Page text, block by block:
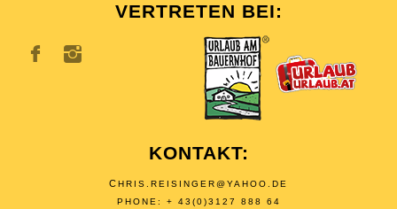
VERTRETEN BEI:
KONTAKT:
CHRIS.REISINGER@YAHOO.DE
PHONE: + 43(0)3127 888 64